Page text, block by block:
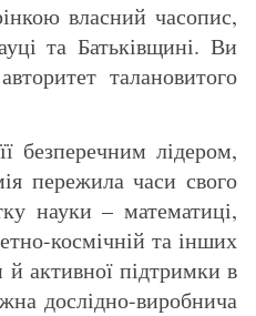
власний часопис,
та Батьківщині. Ви
талановитого
безперечним лідером,
пережила часи свого
науки – математиці,
космічній та інших
й активної підтримки в
дослідно-виробнича